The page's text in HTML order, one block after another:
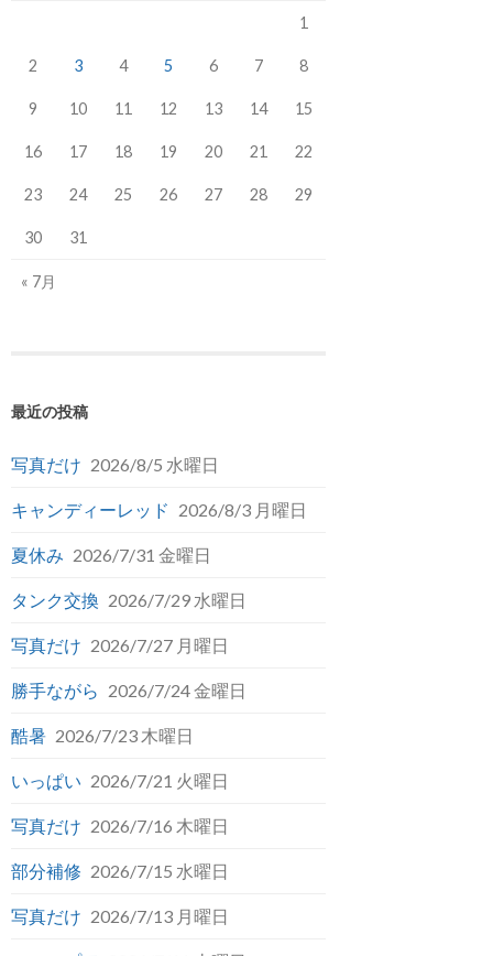
1
2 3 4 5 6 7 8
9 10 11 12 13 14 15
16 17 18 19 20 21 22
23 24 25 26 27 28 29
30 31
« 7月
最近の投稿
写真だけ 2026/8/5 水曜日
キャンディーレッド 2026/8/3 月曜日
夏休み 2026/7/31 金曜日
タンク交換 2026/7/29 水曜日
写真だけ 2026/7/27 月曜日
勝手ながら 2026/7/24 金曜日
酷暑 2026/7/23 木曜日
いっぱい 2026/7/21 火曜日
写真だけ 2026/7/16 木曜日
部分補修 2026/7/15 水曜日
写真だけ 2026/7/13 月曜日